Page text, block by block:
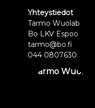
Yhteystiedot
Tarmo Wuolab
Bo LKV Espoo
tarmo@bo.fi
044 0807630